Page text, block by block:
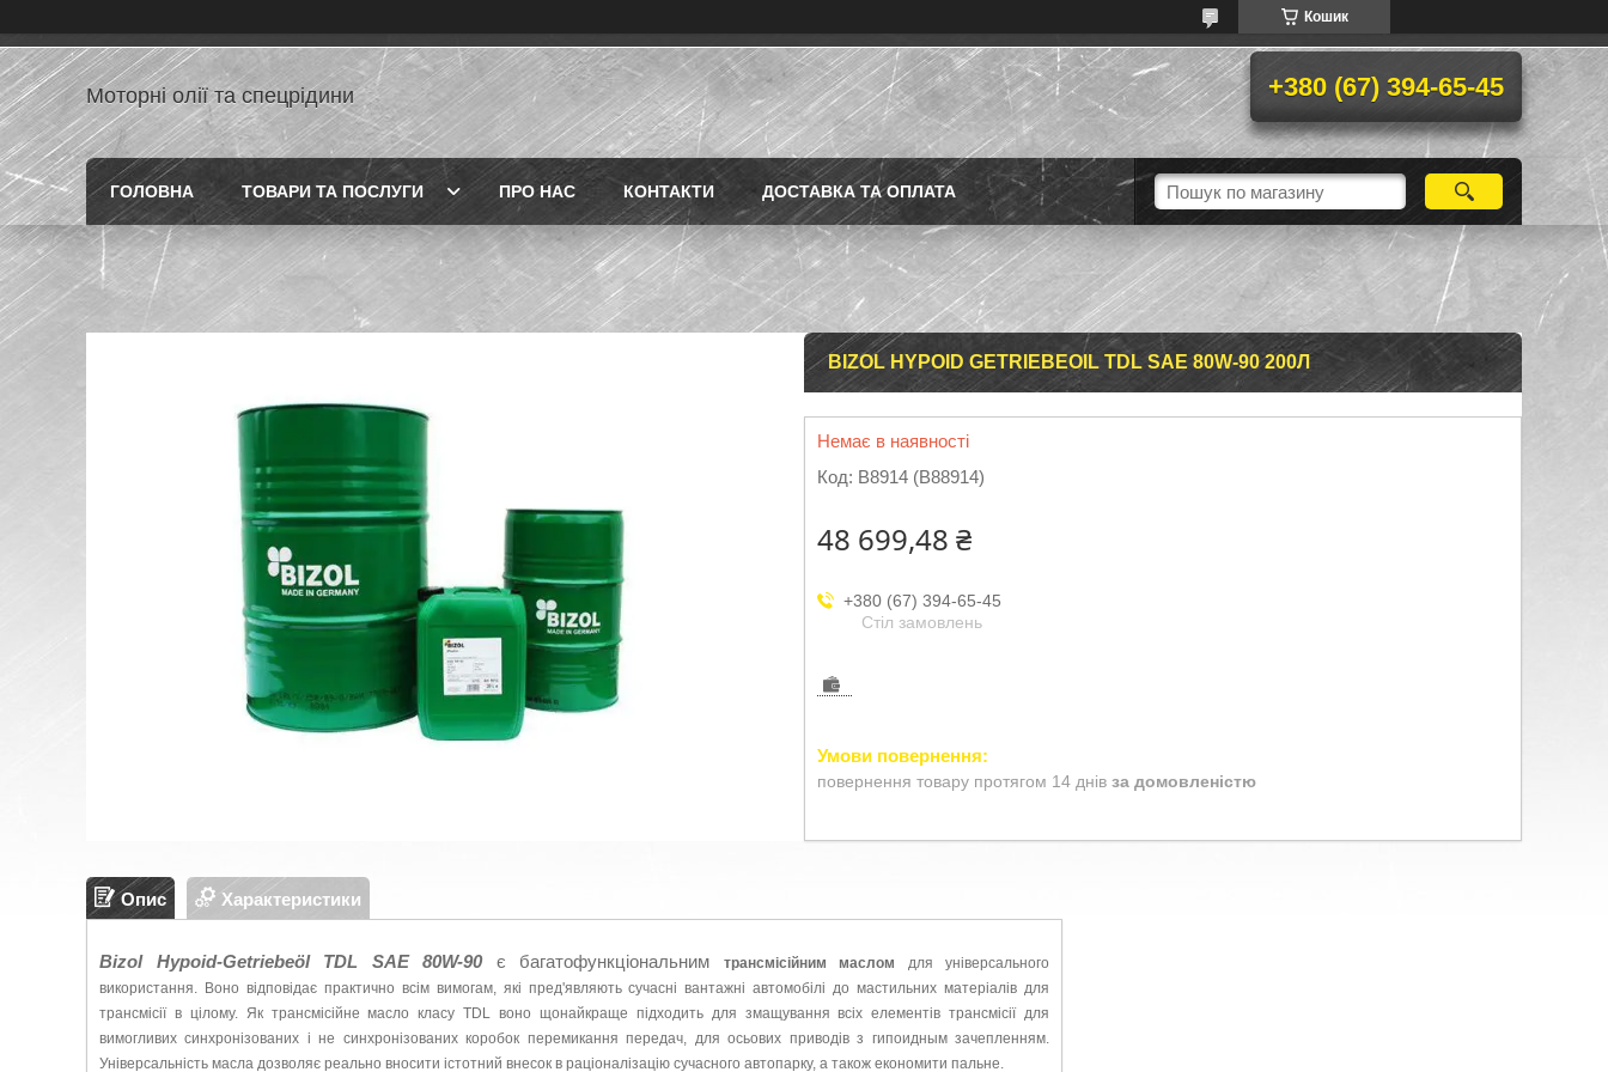
Кошик
Моторні олії та спецрідини +380 (67) 394-65-45
ГОЛОВНА ТОВАРИ ТА ПОСЛУГИ ПРО НАС КОНТАКТИ ДОСТАВКА ТА ОПЛАТА
BIZOL HYPOID GETRIEBEOIL TDL SAE 80W-90 200Л
Немає в наявності
Код: B8914 (B88914)
48 699,48 ₴
+380 (67) 394-65-45
Стіл замовлень
повернення товару протягом 14 днів за домовленістю
Опис Характеристики
Bizol Hypoid-Getriebeöl TDL SAE 80W-90є багатофункціональним трансмісійним маслом для універсального
використання. Воно відповідає практично всім вимогам, які пред'являютьсучасні вантажні автомобілі до мастильних матеріалів для
трансмісії в цілому. Як трансмісійне масло класу TDL воно щонайкраще підходить для змащування всіх елементів трансмісії для
вимогливих синхронізованих і не синхронізованих коробок перемикання передач, для осьових приводів з гипоидным зачепленням.
Універсальність масла дозволяє реально вносити істотний внесок в раціоналізацію сучасного автопарку, а також економити пальне.